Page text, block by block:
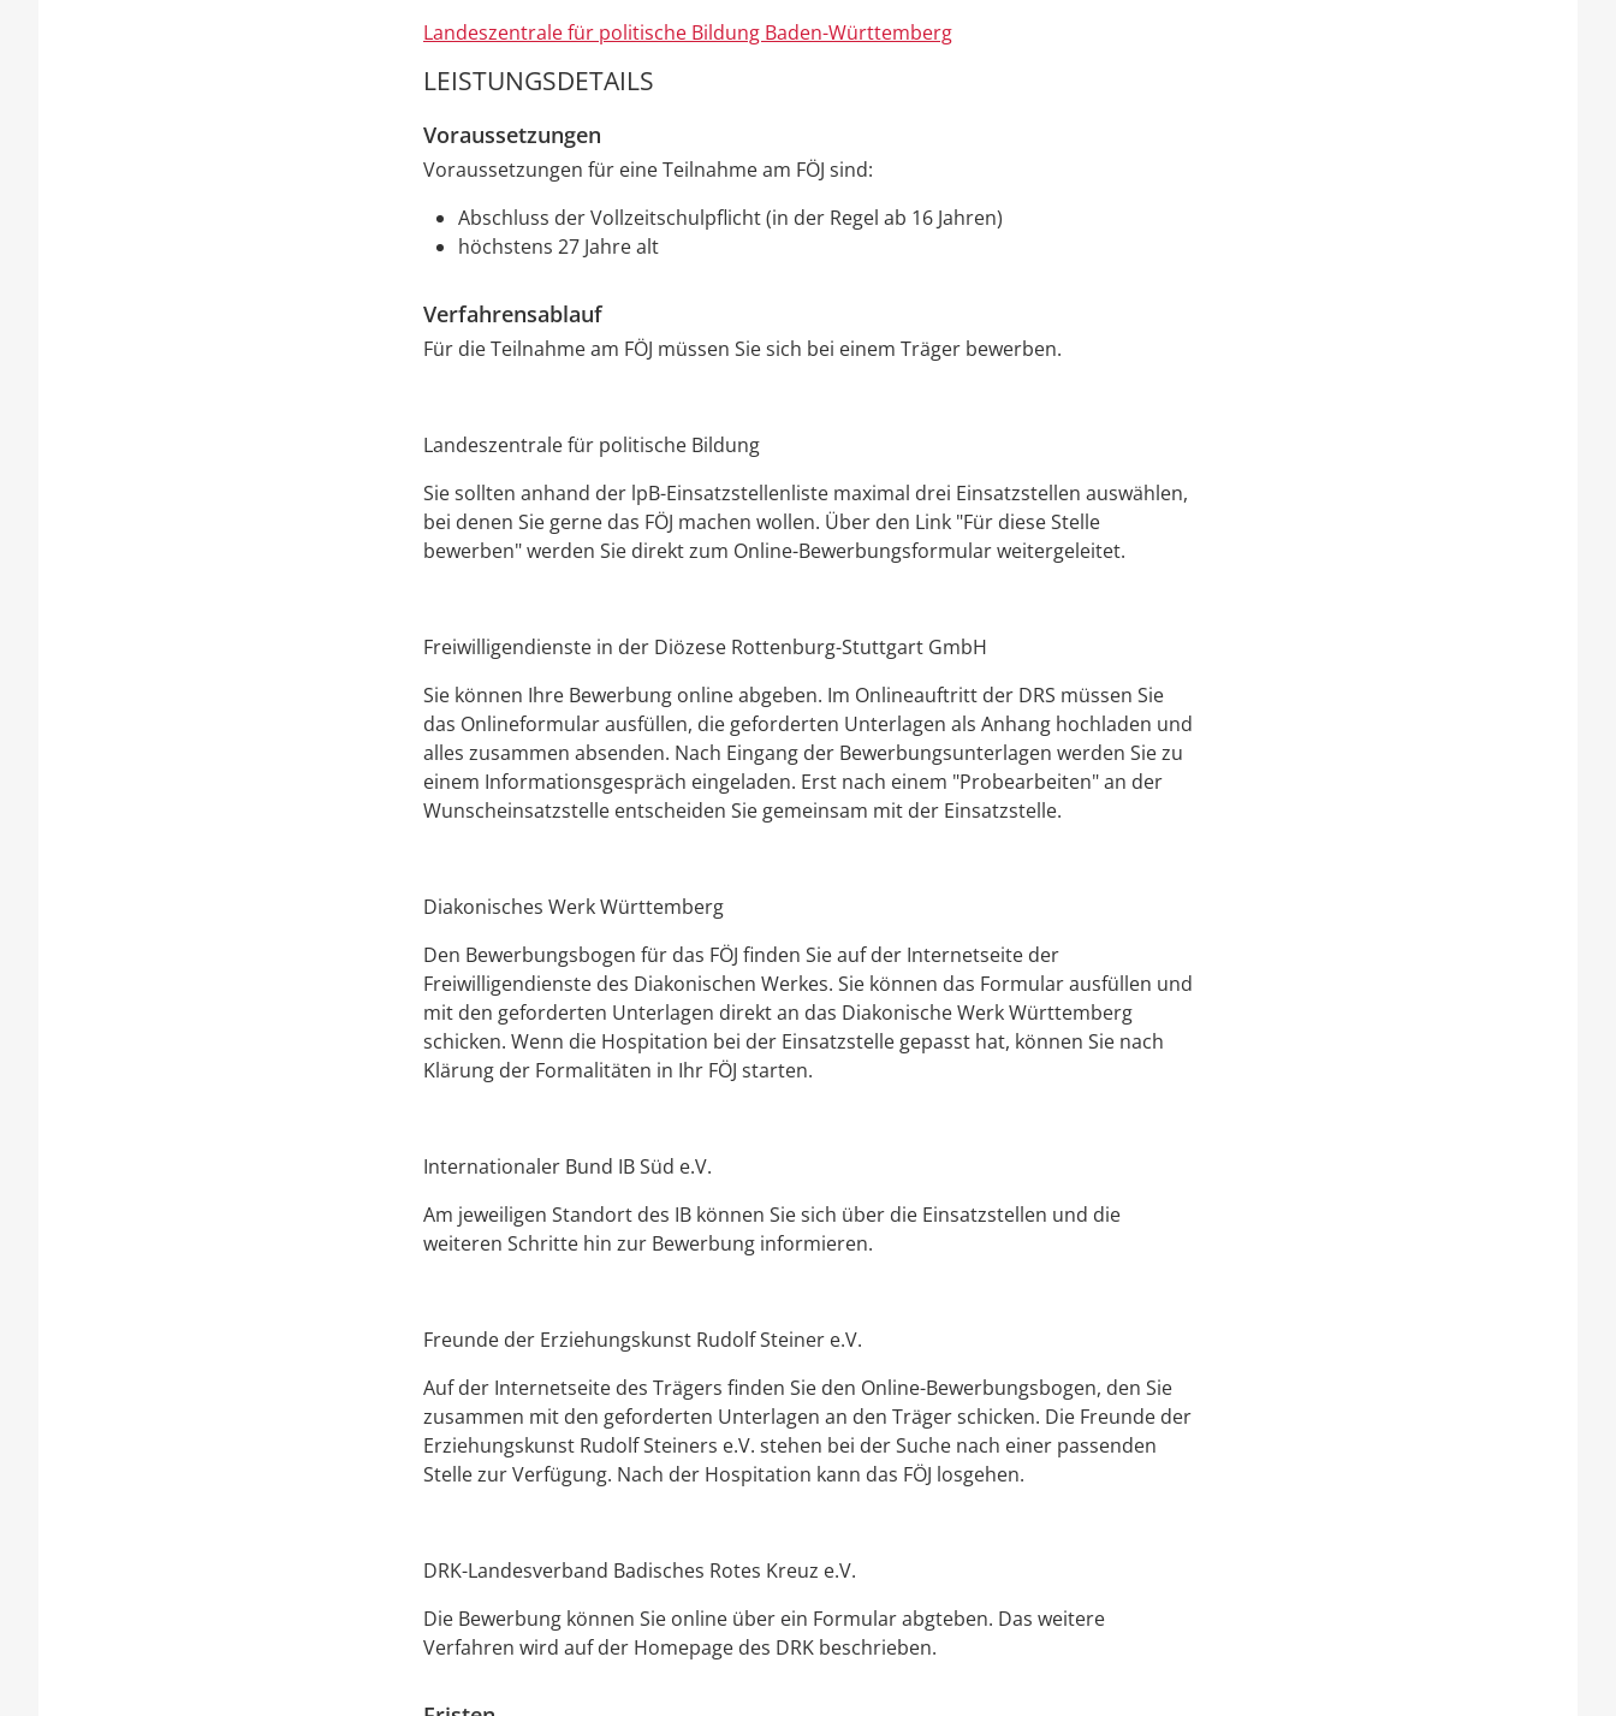
Landeszentrale für politische Bildung Baden-Württemberg
LEISTUNGSDETAILS
Voraussetzungen
Voraussetzungen für eine Teilnahme am FÖJ sind:
Abschluss der Vollzeitschulpflicht (in der Regel ab 16 Jahren)
höchstens 27 Jahre alt
Verfahrensablauf
Für die Teilnahme am FÖJ müssen Sie sich bei einem Träger bewerben.
Landeszentrale für politische Bildung
Sie sollten anhand der lpB-Einsatzstellenliste maximal drei Einsatzstellen auswählen,
bei denen Sie gerne das FÖJ machen wollen. Über den Link "Für diese Stelle
bewerben" werden Sie direkt zum Online-Bewerbungsformular weitergeleitet.
Freiwilligendienste in der Diözese Rottenburg-Stuttgart GmbH
Sie können Ihre Bewerbung online abgeben. Im Onlineauftritt der DRS müssen Sie
das Onlineformular ausfüllen, die geforderten Unterlagen als Anhang hochladen und
alles zusammen absenden. Nach Eingang der Bewerbungsunterlagen werden Sie zu
einem Informationsgespräch eingeladen. Erst nach einem "Probearbeiten" an der
Wunscheinsatzstelle entscheiden Sie gemeinsam mit der Einsatzstelle.
Diakonisches Werk Württemberg
Den Bewerbungsbogen für das FÖJ finden Sie auf der Internetseite der
Freiwilligendienste des Diakonischen Werkes. Sie können das Formular ausfüllen und
mit den geforderten Unterlagen direkt an das Diakonische Werk Württemberg
schicken. Wenn die Hospitation bei der Einsatzstelle gepasst hat, können Sie nach
Klärung der Formalitäten in Ihr FÖJ starten.
Internationaler Bund IB Süd e.V.
Am jeweiligen Standort des IB können Sie sich über die Einsatzstellen und die
weiteren Schritte hin zur Bewerbung informieren.
Freunde der Erziehungskunst Rudolf Steiner e.V.
Auf der Internetseite des Trägers finden Sie den Online-Bewerbungsbogen, den Sie
zusammen mit den geforderten Unterlagen an den Träger schicken. Die Freunde der
Erziehungskunst Rudolf Steiners e.V. stehen bei der Suche nach einer passenden
Stelle zur Verfügung. Nach der Hospitation kann das FÖJ losgehen.
DRK-Landesverband Badisches Rotes Kreuz e.V.
Die Bewerbung können Sie online über ein Formular abgteben. Das weitere
Verfahren wird auf der Homepage des DRK beschrieben.